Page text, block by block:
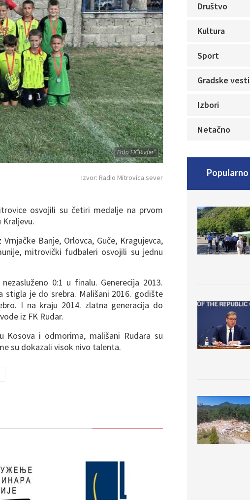
Foto:FK"Rudar"
Izvor: Radio Mitrovica sever
osvojili su četiri medalje na prvom
Banje, Orlovca, Guče, Kragujevca,
mitrovički fudbaleri osvojili su jednu
0:1 u finalu. Generecija 2013.
stigla je do srebra. Mališani 2016. godište
I na kraju 2014. zlatna generacija do
iz FK Rudar.
Kosova i odmorima, mališani Rudara su
su dokazali visok nivo talenta.
Društvo
Kultura
Sport
Gradske vesti
Izbori
Netačno
Popularno